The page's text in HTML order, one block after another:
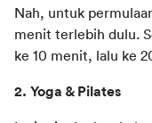
Nah, untuk
menit terlebih dulu.
ke 10 menit, lalu ke
2. Yoga & Pilates